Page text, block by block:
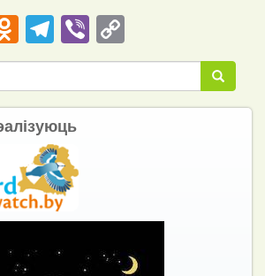
Odnoklassniki
Telegram
ViberCopy
Link Пошук
Пошук